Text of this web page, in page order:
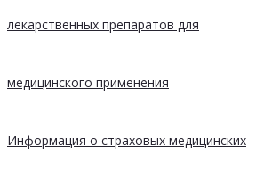
лекарственных препаратов для
медицинского применения
Информация о страховых медицинских